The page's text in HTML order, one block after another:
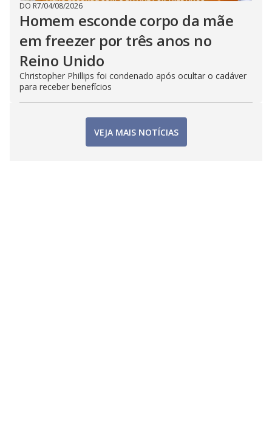
DO R7/04/08/2026
Homem esconde corpo da mãe
em freezer por três anos no
Reino Unido
Christopher Phillips foi condenado após ocultar o cadáver
para receber benefícios
VEJA MAIS NOTÍCIAS